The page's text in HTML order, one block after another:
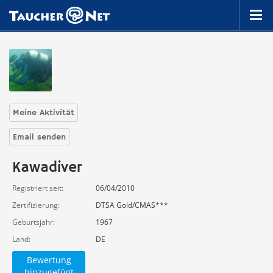
Meine Aktivität
Email senden
Kawadiver
Registriert seit
06/04/2010
Zertifizierung
DTSA Gold/CMAS***
Geburtsjahr
1967
Land
DE
Bewertung